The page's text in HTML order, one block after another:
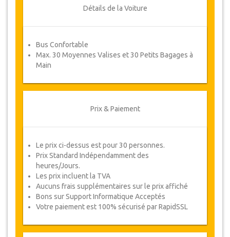
ou un remboursement complet.
Une fois votre paiement effectué, vous serez
redirigé vers détails YourCard pour entrer vos
votre Coupon de service automatiquement.
Détails de la Voiture
Bus Confortable
Max. 30 Moyennes Valises et 30 Petits Bagages à
Main
Prix & Paiement
Le prix ci-dessus est pour 30 personnes.
Prix Standard Indépendamment des
heures/Jours.
Les prix incluent la TVA
Aucuns frais supplémentaires sur le prix affiché
Bons sur Support Informatique Acceptés
Votre paiement est 100% sécurisé par RapidSSL